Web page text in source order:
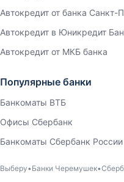
Автокредит от банка Санкт-
Автокредит в Юникредит
Автокредит от МКБ банка
Популярные банки
Банкоматы ВТБ
Офисы Сбербанк
Банкоматы Сбербанк России
Выберу Банки Черемушек